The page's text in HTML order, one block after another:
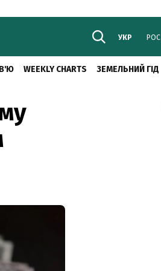
УКР РОС
WEEKLY CHARTS ЗЕМЕЛЬНИЙ ГІД